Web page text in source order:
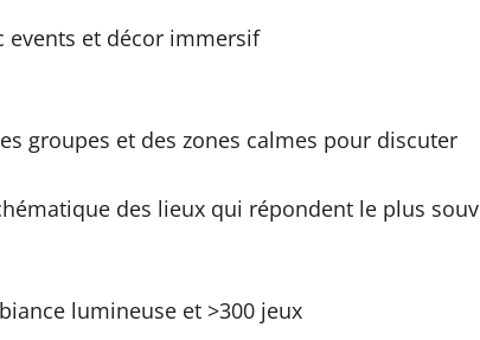
et décor immersif
groupes et des zones calmes pour discuter
des lieux qui répondent le plus
lumineuse et >300 jeux